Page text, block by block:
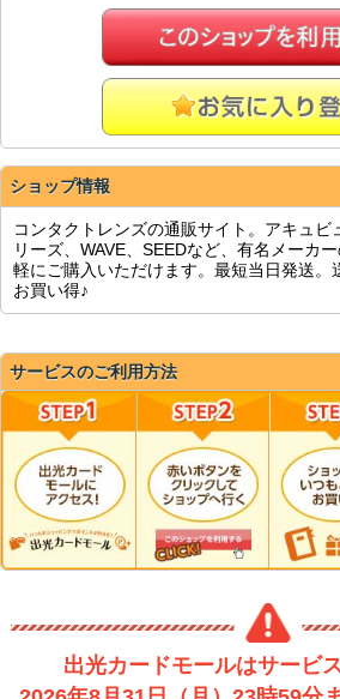
ショップ情報
コンタクトレンズの通販サイト。アキュビ
リーズ、WAVE、SEEDなど、有名メーカ
軽にご購入いただけます。最短当日発送。
お買い得♪
サービスのご利用方法
出光カードモールはサービ